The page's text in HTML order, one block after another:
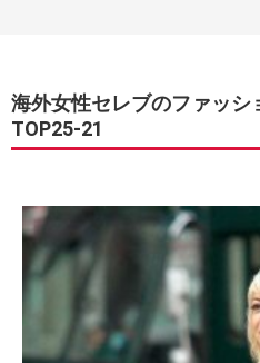
海外女性セレブのファッ
TOP25-21